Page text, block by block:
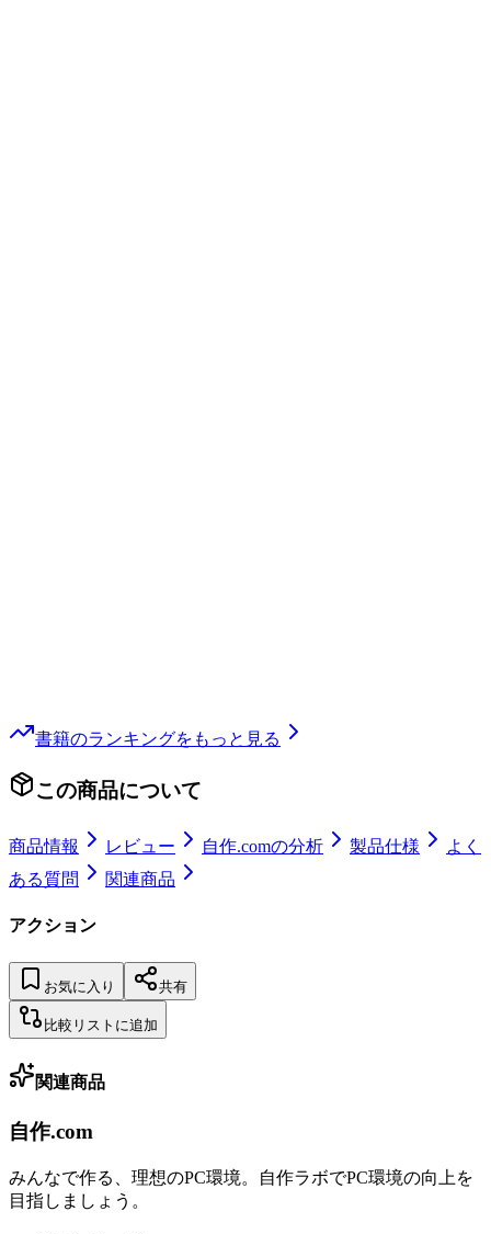
書籍のランキングをもっと見る
この商品について
商品情報 レビュー 自作.comの分析 製品仕様
よく
ある質問
関連商品
アクション
お気に入り 共有
比較リストに追加
関連商品
自作.com
みんなで作る、理想のPC環境。 自作ラボでPC環境の向上を
目指しましょう。